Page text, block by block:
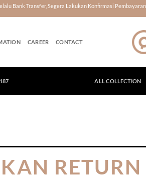
Bank Transfer, Segera Lakukan Konfirmasi Pembayaran
CAREER CONTACT
ALL COLLECTION
RETURN